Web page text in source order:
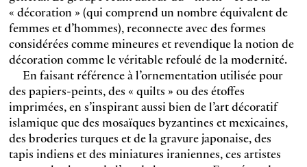
« décoration » (qui comprend un nombre équivalent de
femmes et d’hommes), reconnecte avec des formes
considérées comme mineures et revendique la notion de
décoration comme le véritable refoulé de la modernité.
En faisant référence à l’ornementation utilisée pour
des papiers-peints, des « quilts » ou des étoffes
imprimées, en s’inspirant aussi bien de l’art décoratif
islamique que des mosaïques byzantines et mexicaines,
des broderies turques et de la gravure japonaise, des
tapis indiens et des miniatures iraniennes, ces artistes